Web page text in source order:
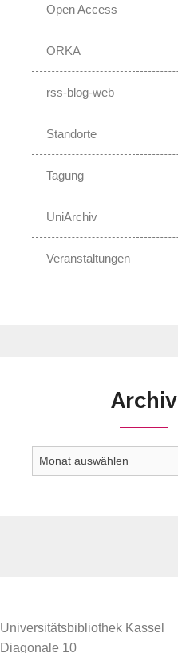
Open Access
ORKA
rss-blog-web
Standorte
Tagung
UniArchiv
Veranstaltungen
Archiv
Archiv
Universitätsbibliothek Kassel
Diagonale 10